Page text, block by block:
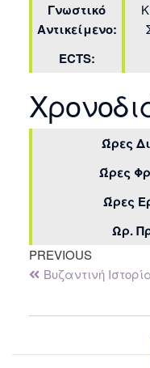
Γνωστικό
Αντικείμενο:
ECTS:
Ώρες
Ώρες
Ώρες
Ωρ.
PREVIOUS
Βυζαντινή